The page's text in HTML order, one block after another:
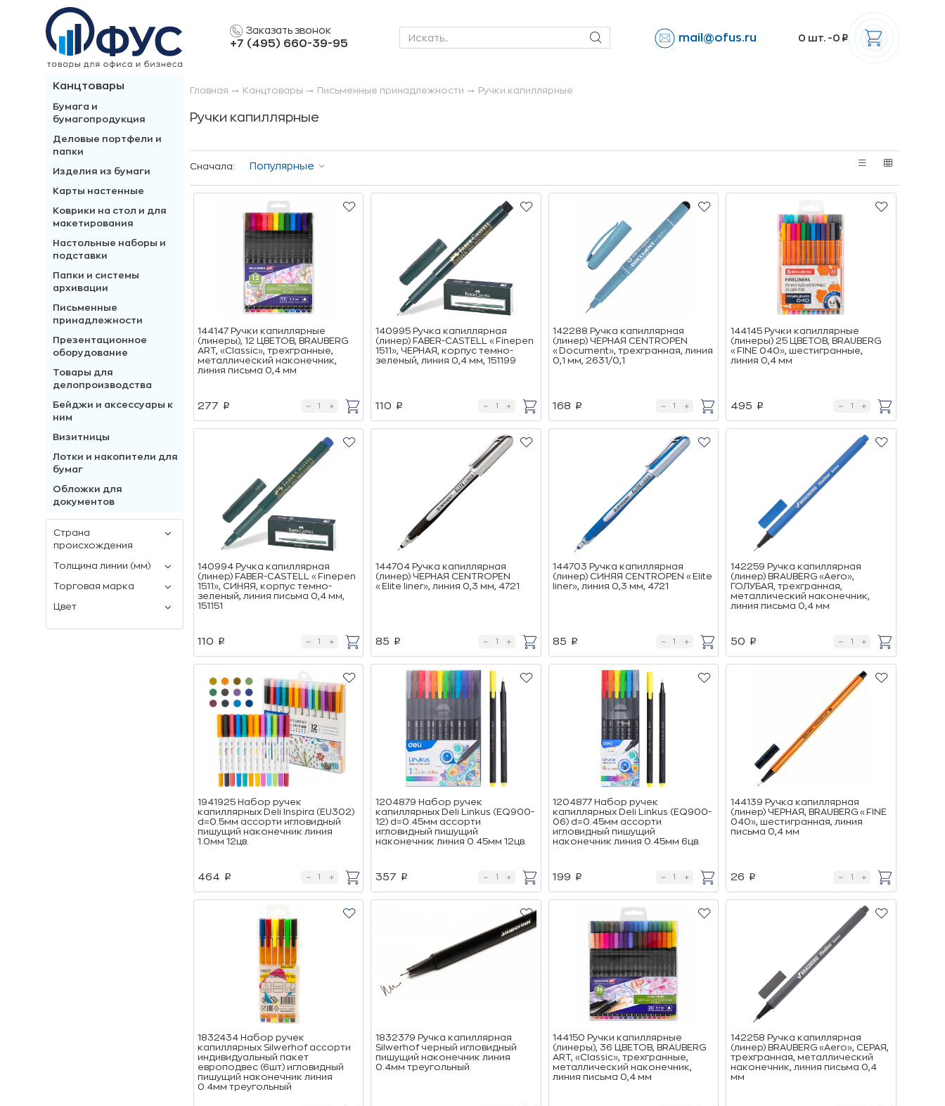
Заказать звонок
+7 (495) 660-39-95
mail@ofus.ru 0 шт. -0 p
Канцтовары
Бумага и
бумагопродукция
Деловые портфели и
папки
Изделия из бумаги
Карты настенные
Коврики на стол и для
макетирования
Настольные наборы и
подставки
Папки и системы
архивации
Письменные
принадлежности
Презентационное
оборудование
Товары для
делопроизводства
Бейджи и аксесcуары к
ним
Визитницы
Лотки и накопители для
бумаг
Обложки для
документов
Страна
происхождения
Толщина линии (мм)
Торговая марка
Цвет
Главная Канцтовары Письменные принадлежности Ручки капиллярные
Ручки капиллярные
Сначала: Популярные
144147 Ручки капиллярные
(линеры), 12 ЦВЕТОВ, BRAUBERG
ART, «Classic», трехгранные,
металлический наконечник,
линия письма 0,4 мм
277 p
140995 Ручка капиллярная
(линер) FABER-CASTELL «Finepen
1511», ЧЕРНАЯ, корпус темно-
зеленый, линия 0,4 мм, 151199
110 p
142288 Ручка капиллярная
(линер) ЧЕРНАЯ CENTROPEN
«Document», трехгранная, линия
0,1 мм, 2631/0,1
168 p
144145 Ручки капиллярные
(линеры) 25 ЦВЕТОВ, BRAUBERG
«FINE 040», шестигранные,
линия 0,4 мм
495 p
140994 Ручка капиллярная
(линер) FABER-CASTELL «Finepen
1511», СИНЯЯ, корпус темно-
зеленый, линия письма 0,4 мм,
151151
110 p
144704 Ручка капиллярная
(линер) ЧЕРНАЯ CENTROPEN
«Elite liner», линия 0,3 мм, 4721
85 p
144703 Ручка капиллярная
(линер) СИНЯЯ CENTROPEN «Elite
liner», линия 0,3 мм, 4721
85 p
142259 Ручка капиллярная
(линер) BRAUBERG «Aero»,
ГОЛУБАЯ, трехгранная,
металлический наконечник,
линия письма 0,4 мм
50 p
1941925 Набор ручек
капиллярных Deli Inspira (EU302)
d=0.5мм ассорти игловидный
пишущий наконечник линия
1.0мм 12цв.
464 p
1204879 Набор ручек
капиллярных Deli Linkus (EQ900-
12) d=0.45мм ассорти
игловидный пишущий
наконечник линия 0.45мм 12цв.
357 p
1204877 Набор ручек
капиллярных Deli Linkus (EQ900-
06) d=0.45мм ассорти
игловидный пишущий
наконечник линия 0.45мм 6цв.
199 p
144139 Ручка капиллярная
(линер) ЧЕРНАЯ, BRAUBERG «FINE
040», шестигранная, линия
письма 0,4 мм
26 p
1832434 Набор ручек
капиллярных Silwerhof ассорти
индивидуальный пакет
европодвес (6шт) игловидный
пишущий наконечник линия
0.4мм треугольный
1832379 Ручка капиллярная
Silwerhof черный игловидный
пишущий наконечник линия
0.4мм треугольный
144150 Ручки капиллярные
(линеры), 36 ЦВЕТОВ, BRAUBERG
ART, «Classic», трехгранные,
металлический наконечник,
линия письма 0,4 мм
142258 Ручка капиллярная
(линер) BRAUBERG «Aero», СЕРАЯ,
трехгранная, металлический
наконечник, линия письма 0,4
мм